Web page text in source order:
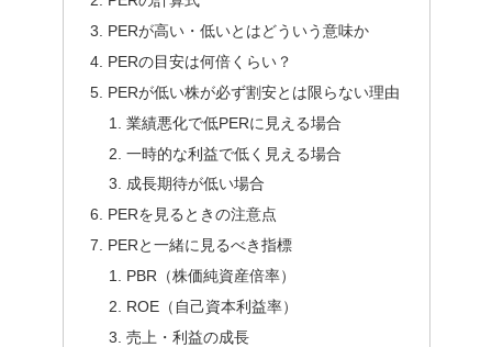
PERが高い・低いとはどういう意味か
PERの目安は何倍くらい？
PERが低い株が必ず割安とは限らない理由
業績悪化で低PERに見える場合
一時的な利益で低く見える場合
成長期待が低い場合
PERを見るときの注意点
PERと一緒に見るべき指標
PBR（株価純資産倍率）
ROE（自己資本利益率）
売上・利益の成長